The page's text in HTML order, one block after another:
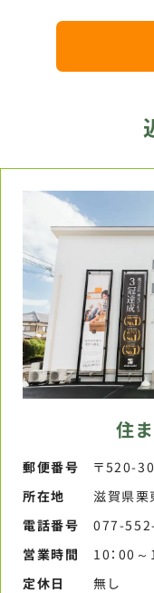
住
郵便番号​
〒520-
所在地
滋賀県
電話番号​
077-
営業時間​
10：00～
定休日​
無し​